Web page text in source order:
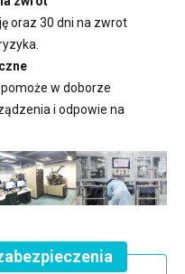
oraz 30 dni na zwrot
pomoże w doborze
i odpowie na